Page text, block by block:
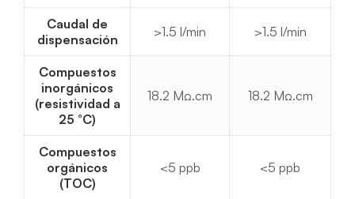
Caudal de
dispensación
>1.5 l/min >1.5 l/min
Compuestos
inorgánicos
(resistividad a
25 °C)
18.2 MΩ.cm 18.2 MΩ.cm
Compuestos
orgánicos
(TOC)
<5 ppb <5 ppb